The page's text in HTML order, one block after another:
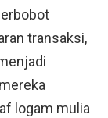
transaksi,
logam mulia